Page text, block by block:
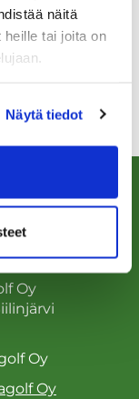
näitä
heille tai joita on
Näytä tiedot
Oy
Oy
Oy